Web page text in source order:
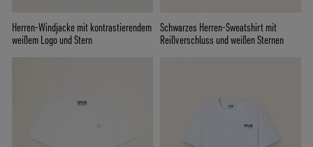
Herren-Windjacke mit kontrastierendem
weißem Logo und Stern
Schwarzes Herren-Sweatshirt mit
Reißverschluss und weißen Sternen